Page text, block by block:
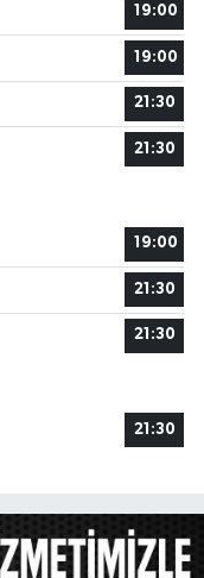
19:00
19:00
21:30
21:30
19:00
21:30
21:30
21:30